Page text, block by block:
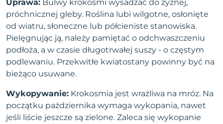
Uprawa: Bulwy krokosmi wysadzać do żyznej,
próchnicznej gleby. Roślina lubi wilgotne, osłonięte
od wiatru, słoneczne lub półcieniste stanowiska.
Pielęgnując ją, należy pamiętać o odchwaszczeniu
podłoża, a w czasie długotrwałej suszy - o częstym
podlewaniu. Przekwitłe kwiatostany powinny być na
bieżąco usuwane.
Wykopywanie: Krokosmia jest wrażliwa na mróz. Na
początku października wymaga wykopania, nawet
jeśli liście jeszcze są zielone. Zaleca się wykopanie